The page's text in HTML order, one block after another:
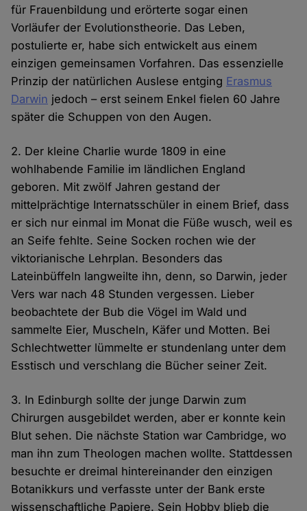
für Frauenbildung und erörterte sogar einen
Vorläufer der Evolutionstheorie. Das Leben,
postulierte er, habe sich entwickelt aus einem
einzigen gemeinsamen Vorfahren. Das essenzielle
Prinzip der natürlichen Auslese entging Erasmus
Darwin jedoch – erst seinem Enkel fielen 60 Jahre
später die Schuppen von den Augen.
2. Der kleine Charlie wurde 1809 in eine
wohlhabende Familie im ländlichen England
geboren. Mit zwölf Jahren gestand der
mittelprächtige Internatsschüler in einem Brief, dass
er sich nur einmal im Monat die Füße wusch, weil es
an Seife fehlte. Seine Socken rochen wie der
viktorianische Lehrplan. Besonders das
Lateinbüffeln langweilte ihn, denn, so Darwin, jeder
Vers war nach 48 Stunden vergessen. Lieber
beobachtete der Bub die Vögel im Wald und
sammelte Eier, Muscheln, Käfer und Motten. Bei
Schlechtwetter lümmelte er stundenlang unter dem
Esstisch und verschlang die Bücher seiner Zeit.
3. In Edinburgh sollte der junge Darwin zum
Chirurgen ausgebildet werden, aber er konnte kein
Blut sehen. Die nächste Station war Cambridge, wo
man ihn zum Theologen machen wollte. Stattdessen
besuchte er dreimal hintereinander den einzigen
Botanikkurs und verfasste unter der Bank erste
wissenschaftliche Papiere. Sein Hobby blieb die